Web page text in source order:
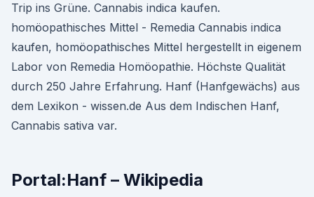
Trip ins Grüne. Cannabis indica kaufen.
homöopathisches Mittel - Remedia Cannabis indica
kaufen, homöopathisches Mittel hergestellt in eigenem
Labor von Remedia Homöopathie. Höchste Qualität
durch 250 Jahre Erfahrung. Hanf (Hanfgewächs) aus
dem Lexikon - wissen.de Aus dem Indischen Hanf,
Cannabis sativa var.
Portal:Hanf – Wikipedia